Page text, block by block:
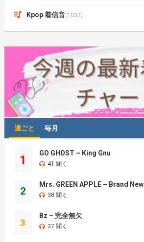
Kpop 着信音(1037)
週ごと 毎月
1
GO GHOST – King Gnu
41 聞く
2
Mrs. GREEN APPLE – Brand New
38 聞く
3
Bz – 完全無欠
37 聞く